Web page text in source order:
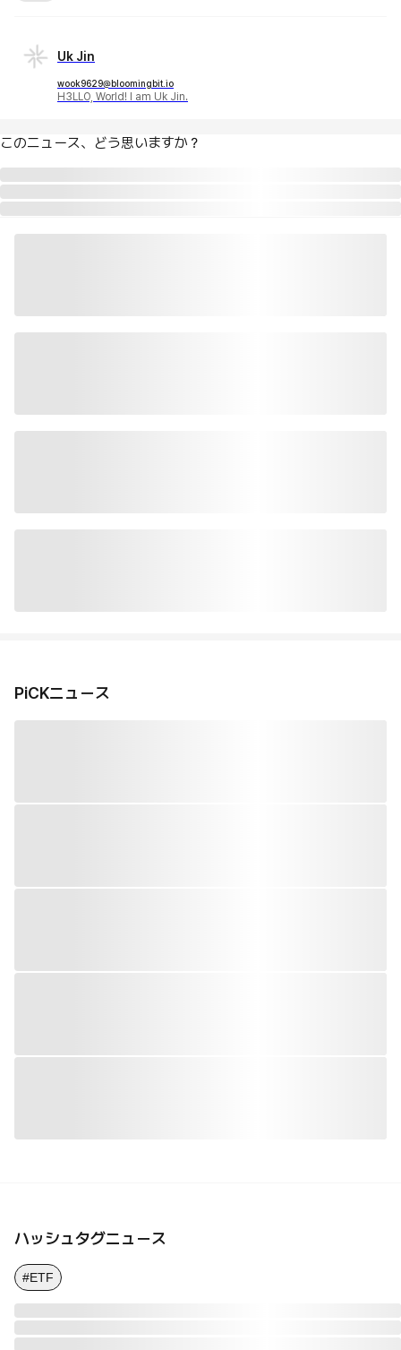
Uk Jin
wook9629@bloomingbit.io
H3LLO, World! I am Uk Jin.
このニュース、どう思いますか？
PiCKニュース
ハッシュタグニュース
#ETF